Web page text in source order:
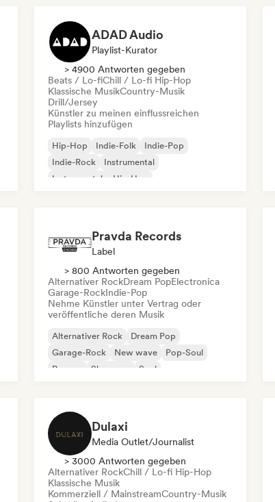
ADAD Audio
Playlist-Kurator
> 4900 Antworten gegeben
Beats / Lo-fiChill / Lo-fi Hip-Hop
Klassische MusikCountry-Musik
Drill/Jersey
Künstler zu meinen einflussreichen
Playlists hinzufügen
Hip-Hop Indie-Folk
Indie-Pop
Indie-Rock
Instrumental
Instrumentaler Hip-Hop
Pravda Records
Label
> 800 Antworten gegeben
Alternativer RockDream PopElectronica
Garage-RockIndie-Pop
Nehme Künstler unter Vertrag oder
veröffentliche deren Musik
Alternativer Rock
Dream Pop
Garage-Rock
New wave
Pop-Soul
Reggae
Shoegaze Soul
Dulaxi
Media Outlet/Journalist
> 3000 Antworten gegeben
Alternativer RockChill / Lo-fi Hip-Hop
Klassische Musik
Kommerziell / MainstreamCountry-Musik